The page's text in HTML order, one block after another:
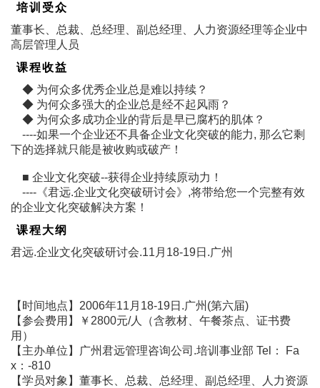
培训受众
董事长、总裁、总经理、副总经理、人力资源经理等企业中
高层管理人员
课程收益
◆ 为何众多优秀企业总是难以持续？
◆ 为何众多强大的企业总是经不起风雨？
◆ 为何众多成功企业的背后是早已腐朽的肌体？
----如果一个企业还不具备企业文化突破的能力, 那么它剩
下的选择就只能是被收购或破产！
■ 企业文化突破--获得企业持续原动力！
----《君远.企业文化突破研讨会》,将带给您一个完整有效
的企业文化突破解决方案！
课程大纲
君远.企业文化突破研讨会.11月18-19日.广州
【时间地点】2006年11月18-19日.广州(第六届)
【参会费用】￥2800元/人（含教材、午餐茶点、证书费
用）
【主办单位】广州君远管理咨询公司.培训事业部 Tel： Fa
x：-810
【学员对象】董事长、总裁、总经理、副总经理、人力资源